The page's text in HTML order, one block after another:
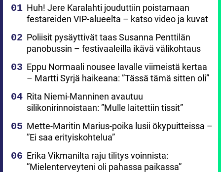
Huh! Jere Karalahti jouduttiin poistamaan
festareiden VIP-alueelta – katso video ja kuvat
Poliisit pysäyttivät taas Susanna Penttilän
panobussin – festivaaleilla ikävä välikohtaus
Eppu Normaali nousee lavalle viimeistä kertaa
– Martti Syrjä haikeana: ”Tässä tämä sitten oli”
Rita Niemi-Manninen avautuu
silikonirinnoistaan: ”Mulle laitettiin tissit”
Mette-Maritin Marius-poika lusii ökypuitteissa –
”Ei saa erityiskohtelua”
Erika Vikmanilta raju tilitys voinnista:
”Mielenterveyteni oli pahassa paikassa”